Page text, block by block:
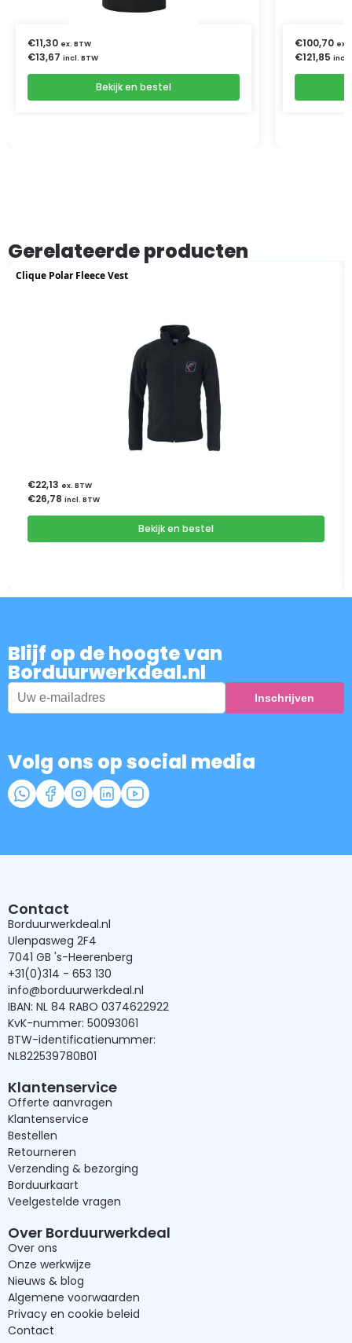
€11,30 ex. BTW
€13,67 incl. BTW
Bekijk en bestel
€100,70 ex.
€121,85 incl.
Gerelateerde producten
Clique Polar Fleece Vest
€22,13 ex. BTW
€26,78 incl. BTW
Bekijk en bestel
Blijf op de hoogte van
Borduurwerkdeal.nl
Volg ons op social media
Contact
Borduurwerkdeal.nl
Ulenpasweg 2F4
7041 GB 's-Heerenberg
+31(0)314 - 653 130
info@borduurwerkdeal.nl
IBAN: NL 84 RABO 0374622922
KvK-nummer: 50093061
BTW-identificatienummer:
NL822539780B01
Klantenservice
Offerte aanvragen
Klantenservice
Bestellen
Retourneren
Verzending & bezorging
Borduurkaart
Veelgestelde vragen
Over Borduurwerkdeal
Over ons
Onze werkwijze
Nieuws & blog
Algemene voorwaarden
Privacy en cookie beleid
Contact